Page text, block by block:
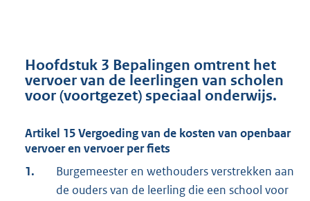
Hoofdstuk 3 Bepalingen omtrent het
vervoer van de leerlingen van scholen
voor (voortgezet) speciaal onderwijs.
Artikel 15 Vergoeding van de kosten van openbaar
vervoer en vervoer per fiets
1.
Burgemeester en wethouders verstrekken aan
de ouders van de leerling die een school voor